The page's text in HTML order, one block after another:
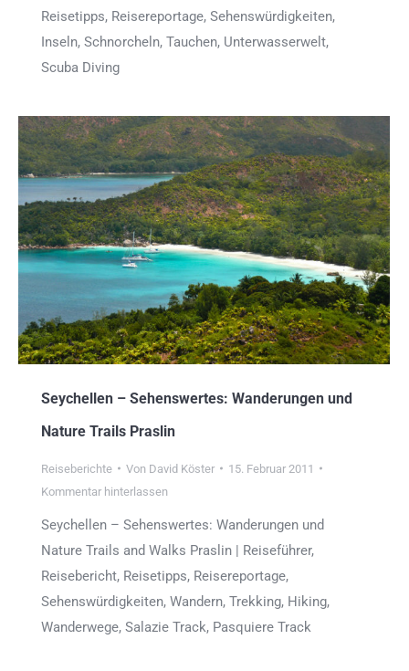
Reisetipps, Reisereportage, Sehenswürdigkeiten,
Inseln, Schnorcheln, Tauchen, Unterwasserwelt,
Scuba Diving
Seychellen – Sehenswertes: Wanderungen und
Nature Trails Praslin
Reiseberichte Von David Köster
15. Februar 2011
Kommentar hinterlassen
Seychellen – Sehenswertes: Wanderungen und
Nature Trails and Walks Praslin | Reiseführer,
Reisebericht, Reisetipps, Reisereportage,
Sehenswürdigkeiten, Wandern, Trekking, Hiking,
Wanderwege, Salazie Track, Pasquiere Track